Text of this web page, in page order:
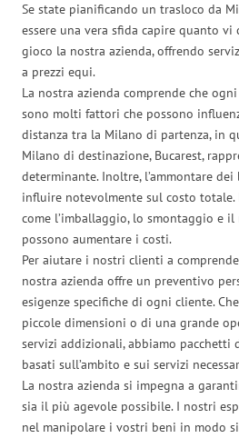
Se state pianificando un trasloco da
essere una vera sfida capire quanto vi
gioco la nostra azienda, offrendo
a prezzi equi.
La nostra azienda comprende che
sono molti fattori che possono
distanza tra la Milano di partenza, in
Milano di destinazione, Bucarest,
determinante. Inoltre, l’ammontare
influire notevolmente sul costo
come l’imballaggio, lo smontaggio e
possono aumentare i costi.
Per aiutare i nostri clienti a
nostra azienda offre un preventivo
esigenze specifiche di ogni cliente.
piccole dimensioni o di una grande
servizi addizionali, abbiamo
basati sull’ambito e sui servizi
La nostra azienda si impegna a
sia il più agevole possibile. I nostri
nel manipolare i vostri beni in modo